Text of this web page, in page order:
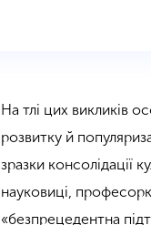
На тлі цих викликів
розвитку й
зразки консолідації
науковиці,
«безпрецедентна